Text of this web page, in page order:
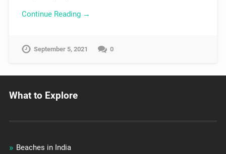
Continue Reading →
September 5, 2021 0
What to Explore
Beaches in India